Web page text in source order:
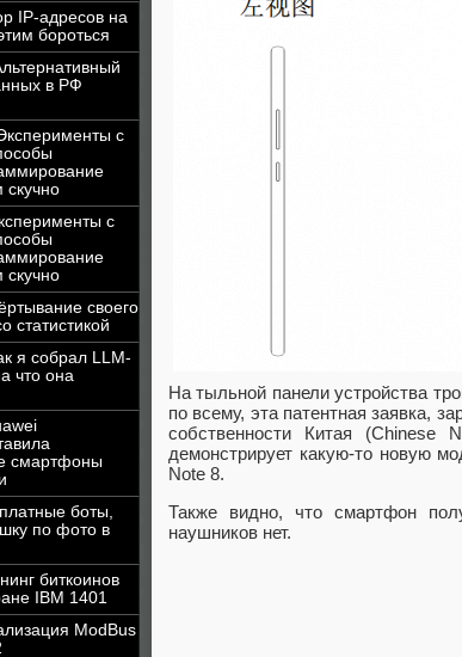
IP-адресов на
бороться
в РФ
с
скучно
с
скучно
своего
статистикой
я собрал LLM-
что она
смартфоны
боты,
по фото в
биткоинов
IBM 1401
ModBus
На тыльной панели устройства
по всему, эта патентная заявка,
собственности Китая (Chinese
демонстрирует какую-то новую
Note 8.
Также видно, что смартфон
наушников нет.